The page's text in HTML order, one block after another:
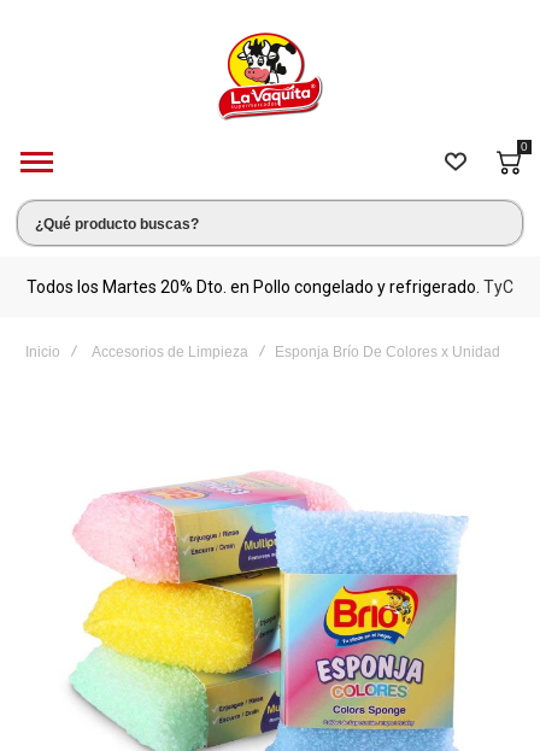
0
Todos los Martes 20% Dto. en Pollo congelado y refrigerado. TyC
Inicio Accesorios de Limpieza Esponja Brío De Colores x Unidad
imágenes